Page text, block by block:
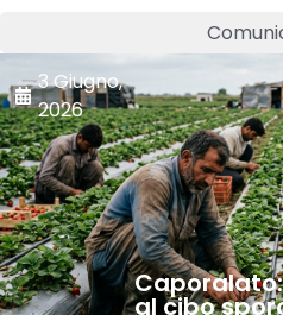
3 Giugno,
2026
al cibo